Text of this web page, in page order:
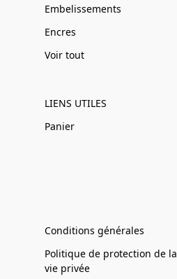
Embelissements
Encres
Voir tout
LIENS UTILES
Panier
Conditions générales
Politique de protection de la
vie privée